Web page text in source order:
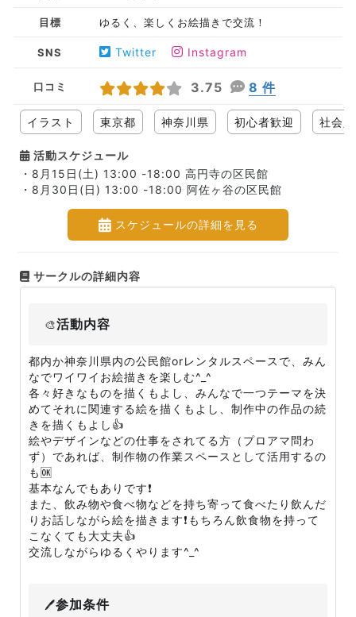
目標 ゆるく、楽しくお絵描きで交流！
SNS Twitter Instagram
口コミ 3.75 8 件
イラスト 東京都 神奈川県 初心者歓迎 社会
活動スケジュール
・8月15日(土) 13:00 -18:00 高円寺の区民館
・8月30日(日) 13:00 -18:00 阿佐ヶ谷の区民館
スケジュールの詳細を見る
サークルの詳細内容
🎨活動内容
都内か神奈川県内の公民館orレンタルスペースで、みん
なでワイワイお絵描きを楽しむ^_^
各々好きなものを描くもよし、みんなで一つテーマを決
めてそれに関連する絵を描くもよし、制作中の作品の続
きを描くもよし👍
絵やデザインなどの仕事をされてる方（プロアマ問わ
ず）であれば、制作物の作業スペースとして活用するの
も🆗
基本なんでもありです❗
また、飲み物や食べ物などを持ち寄って食べたり飲んだ
りお話しながら絵を描きます❗もちろん飲食物を持って
こなくても大丈夫👍
交流しながらゆるくやります^_^
🖊参加条件